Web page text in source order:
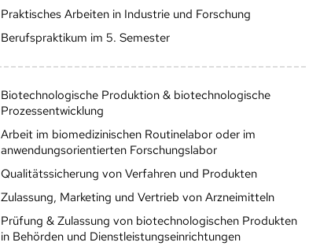
Praktisches Arbeiten in Industrie und Forschung
Berufspraktikum im 5. Semester
Biotechnologische Produktion & biotechnologische
Prozessentwicklung
Arbeit im biomedizinischen Routinelabor oder im
anwendungsorientierten Forschungslabor
Qualitätssicherung von Verfahren und Produkten
Zulassung, Marketing und Vertrieb von Arzneimitteln
Prüfung & Zulassung von biotechnologischen Produkten
in Behörden und Dienstleistungseinrichtungen